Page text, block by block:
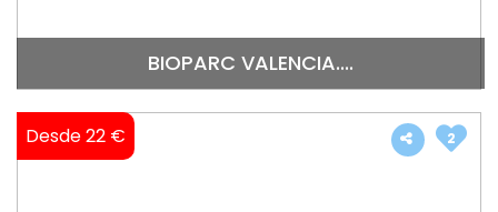
BIOPARC VALENCIA....
Desde 22 € 2